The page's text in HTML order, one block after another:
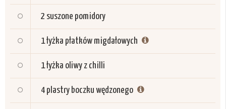
2 suszone pomidory
1łyżka płatków migdałowych
1łyżka oliwy z chilli
4 plastry boczku wędzonego